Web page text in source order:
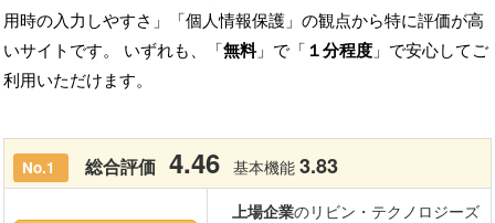
用時の入力しやすさ」「個人情報保護」の観点から特に評価が高
いサイトです。 いずれも、「無料」で「 １分程度 」で安心してご
利用いただけます。